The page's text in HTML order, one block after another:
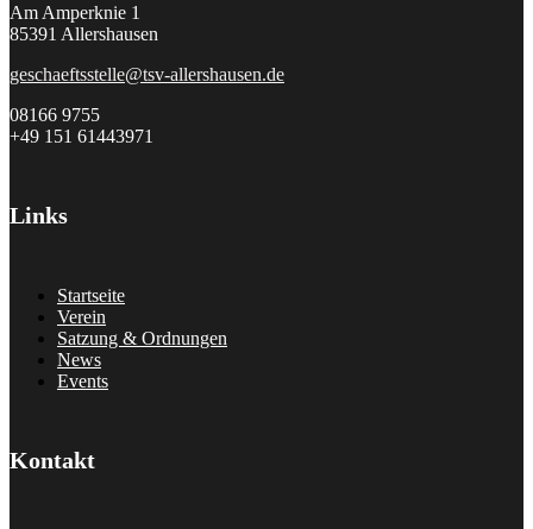
Am Amperknie 1
85391 Allershausen
geschaeftsstelle@tsv-allershausen.de
08166 9755
+49 151 61443971
Links
Startseite
Verein
Satzung & Ordnungen
News
Events
Kontakt